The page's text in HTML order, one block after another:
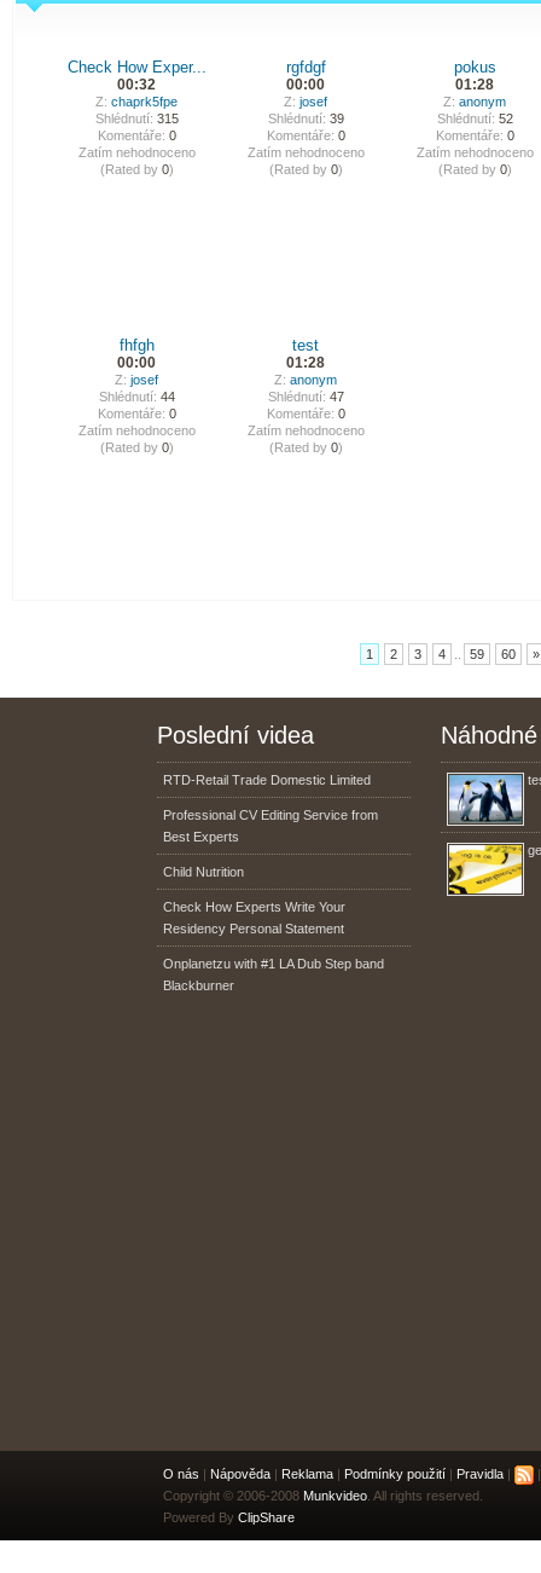
Check How Exper...
00:32
Z: chaprk5fpe
Shlédnutí: 315
Komentáře: 0
Zatím nehodnoceno
(Rated by0)
rgfdgf
00:00
Z: josef
Shlédnutí: 39
Komentáře: 0
Zatím nehodnoceno
(Rated by0)
pokus
01:28
Z: anonym
Shlédnutí: 52
Komentáře: 0
Zatím nehodnoceno
(Rated by0)
fhfgh
00:00
Z: josef
Shlédnutí: 44
Komentáře: 0
Zatím nehodnoceno
(Rated by0)
test
01:28
Z: anonym
Shlédnutí: 47
Komentáře: 0
Zatím nehodnoceno
(Rated by0)
1 2 3 4 59 60 »
Poslední videa
RTD-Retail Trade Domestic Limited
Professional CV Editing Service from
Best Experts
Child Nutrition
Check How Experts Write Your
Residency Personal Statement
Onplanetzu with #1 LA Dub Step band
Blackburner
O nás | Nápověda | Reklama | Podmínky použití | Pravidla |
Copyright © 2006-2008 Munkvideo . All rights reserved.
Powered By ClipShare